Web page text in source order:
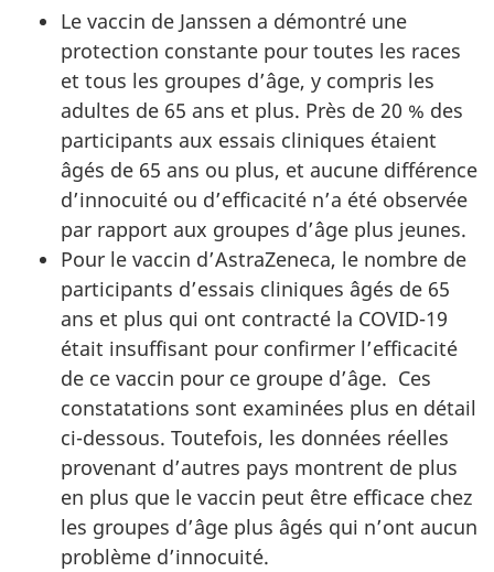
Le vaccin de Janssen a démontré une
protection constante pour toutes les races
et tous les groupes d’âge, y compris les
adultes de 65 ans et plus. Près de 20 % des
participants aux essais cliniques étaient
âgés de 65 ans ou plus, et aucune différence
d’innocuité ou d’efficacité n’a été observée
par rapport aux groupes d’âge plus jeunes.
Pour le vaccin d’AstraZeneca, le nombre de
participants d’essais cliniques âgés de 65
ans et plus qui ont contracté la COVID-19
était insuffisant pour confirmer l’efficacité
de ce vaccin pour ce groupe d’âge. Ces
constatations sont examinées plus en détail
ci-dessous. Toutefois, les données réelles
provenant d’autres pays montrent de plus
en plus que le vaccin peut être efficace chez
les groupes d’âge plus âgés qui n’ont aucun
problème d’innocuité.